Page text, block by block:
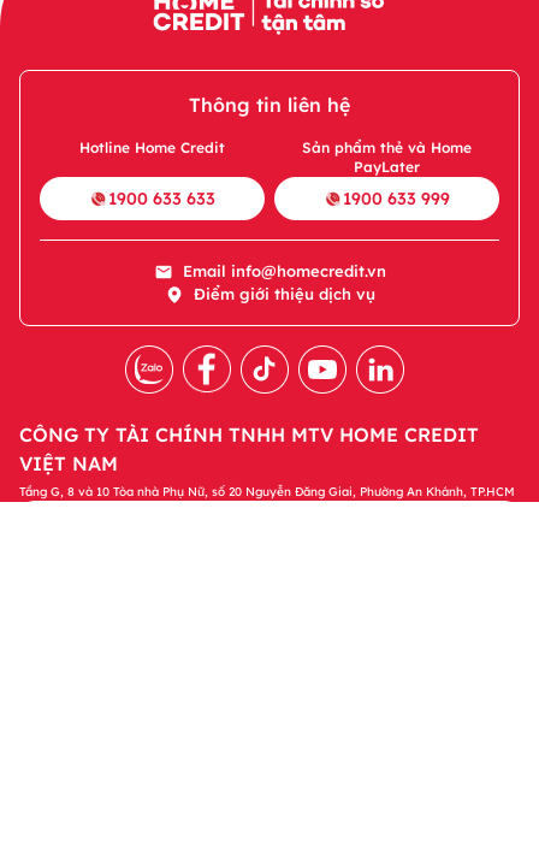
Thông tin liên hệ
Hotline Home Credit
1900 633 633
Sản phẩm thẻ và Home
PayLater
1900 633 999
Email info@homecredit.vn
Điểm giới thiệu dịch vụ
CÔNG TY TÀI CHÍNH TNHH MTV HOME CREDIT
VIỆT NAM
Tầng G, 8 và 10 Tòa nhà Phụ Nữ, số 20 Nguyễn Đăng Giai, Phường An Khánh, TP.HCM